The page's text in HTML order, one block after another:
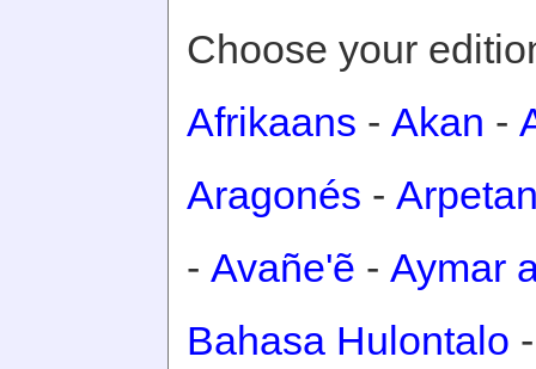
Choose your
Afrikaans - Akan -
Aragonés -
- Avañe'ẽ - Aymar
Bahasa Hulontalo